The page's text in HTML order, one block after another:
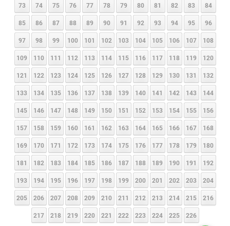
73 74 75 76 77 78 79 80 81 82 83 84
85 86 87 88 89 90 91 92 93 94 95 96
97 98 99 100 101 102 103 104 105 106 107 108
109 110 111 112 113 114 115 116 117 118 119 120
121 122 123 124 125 126 127 128 129 130 131 132
133 134 135 136 137 138 139 140 141 142 143 144
145 146 147 148 149 150 151 152 153 154 155 156
157 158 159 160 161 162 163 164 165 166 167 168
169 170 171 172 173 174 175 176 177 178 179 180
181 182 183 184 185 186 187 188 189 190 191 192
193 194 195 196 197 198 199 200 201 202 203 204
205 206 207 208 209 210 211 212 213 214 215 216
217 218 219 220 221 222 223 224 225 226